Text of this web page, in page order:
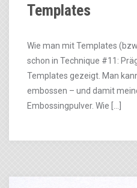
Templates
Wie man mit Templates
schon in Technique #11:
Templates gezeigt. Man
embossen – und damit
Embossingpulver. Wie […]